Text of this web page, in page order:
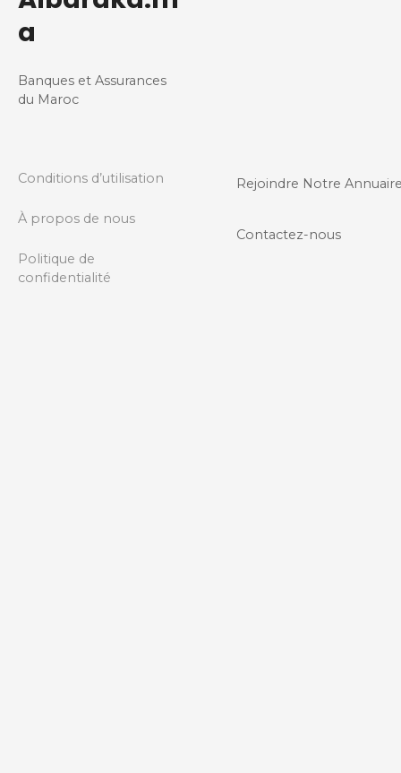
a
Banques et Assurances
du Maroc
Conditions d’utilisation
À propos de nous
Politique de
confidentialité
Rejoindre Notre
Contactez-nous